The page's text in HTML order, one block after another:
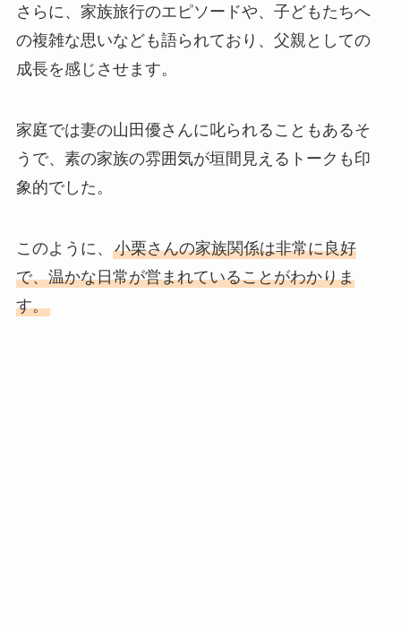
さらに、家族旅行のエピソードや、子どもたちへ
の複雑な思いなども語られており、父親としての
成長を感じさせます。
家庭では妻の山田優さんに叱られることもあるそ
うで、素の家族の雰囲気が垣間見えるトークも印
象的でした。
このように、 小栗さんの家族関係は非常に良好
で、温かな日常が営まれていることがわかりま
す。